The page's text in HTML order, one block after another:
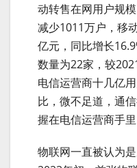
动转售在网用户规
减少1011万户，移
亿元，同比增长
数量为22家，较
电信运营商十几亿
比，微不足道，通
握在电信运营商手里
物联网一直被认为是